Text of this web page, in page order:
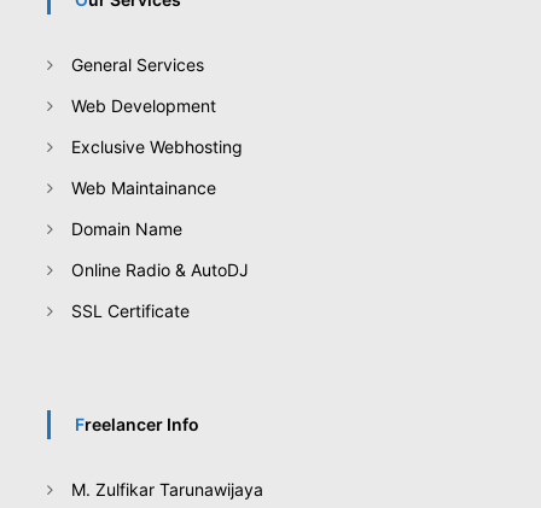
General Services
Web Development
Exclusive Webhosting
Web Maintainance
Domain Name
Online Radio & AutoDJ
SSL Certificate
Freelancer Info
M. Zulfikar Tarunawijaya